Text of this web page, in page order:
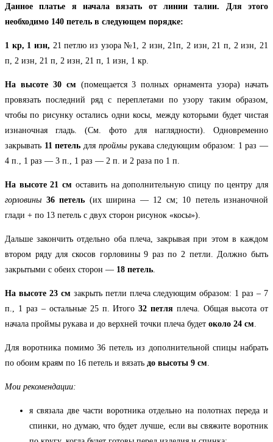
Данное платье я начала вязать от линии талии. Для этого
необходимо 140 петель в следующем порядке:
1 кр, 1 изн, 21 петлю из узора №1, 2 изн, 21п, 2 изн, 21 п, 2 изн, 21
п, 2 изн, 21 п, 2 изн, 21 п, 1 изн, 1 кр.
На высоте 30 см (помещается 3 полных орнамента узора) начать
провязать последний ряд с переплетами по узору таким образом,
чтобы по рисунку остались одни косы, между которыми будет чистая
изнаночная гладь. (См. фото для наглядности). Одновременно
закрывать 11 петель для проймырукава следующим образом: 1 раз —
4 п., 1 раз — 3 п., 1 раз — 2 п. и 2 раза по 1 п.
На высоте 21 см оставить на дополнительную спицу по центру для
горловины 36 петель (их ширина — 12 см; 10 петель изнаночной
глади + по 13 петель с двух сторон рисунок «косы»).
Дальше закончить отдельно оба плеча, закрывая при этом в каждом
втором ряду для скосов горловины 9 раз по 2 петли. Должно быть
закрытыми с обеих сторон — 18 петель.
На высоте 23 см закрыть петли плеча следующим образом: 1 раз – 7
п., 1 раз – остальные 25 п. Итого32 петля плеча. Общая высота от
начала проймы рукава и до верхней точки плеча будет около 24 см.
Для воротника помимо 36 петель из дополнительной спицы набрать
по обоим краям по 16 петель и вязать до высоты 9 см.
Мои рекомендации:
я связала две части воротника отдельно на полотнах переда и
спинки, но думаю, что будет лучше, если вы свяжите воротник